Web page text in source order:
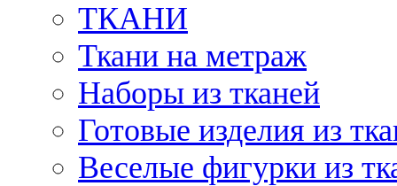
ТКАНИ
Ткани на метраж
Наборы из тканей
Готовые изделия из
Веселые фигурки из